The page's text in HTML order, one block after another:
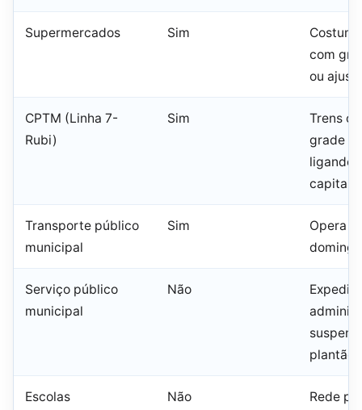
Supermercados Sim
com
ou
CPTM (Linha 7-
Rubi)
Sim
Trens
grade
ligando
capital
Transporte público
municipal
Sim
Opera
Serviço público
municipal
Não
plantão
Escolas Não
Rede